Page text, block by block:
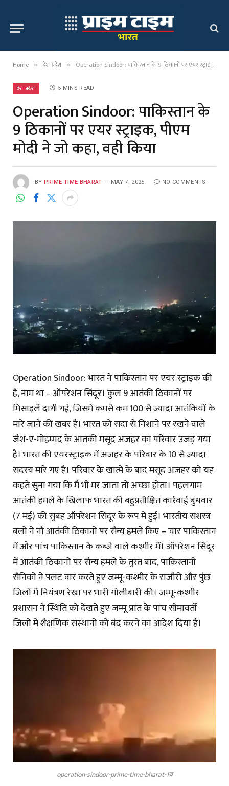
Home » देश-प्रदेश » Operation Sindoor: पाकिस्तान के 9 ठिकानों पर एयर स्ट्राइक, पीएम मोदी ने जो कहा, वही किया
देश-प्रदेश 5 MINS READ
Operation Sindoor: पाकिस्तान के
9 ठिकानों पर एयर स्ट्राइक, पीएम
मोदी ने जो कहा, वही किया
BY PRIME TIME BHARAT MAY 7, 2025 NO COMMENTS
Operation Sindoor: भारत ने पाकिस्तान पर एयर स्ट्राइक की
है, नाम था – ऑपरेशन सिंदूर। कुल 9 आतंकी ठिकानों पर
मिसाइलें दागी गईं, जिसमें कमसे कम 100 से ज्यादा आतंकियों के
मारे जाने की खबर है। भारत को सदा से निशाने पर रखने वाले
जैश-ए-मोहम्मद के आतंकी मसूद अजहर का परिवार उजड़ गया
है। भारत की एयरस्ट्राइक में अजहर के परिवार के 10 से ज्यादा
सदस्य मारे गए हैं। परिवार के खात्मे के बाद मसूद अजहर को यह
कहते सुना गया कि मैं भी मर जाता तो अच्छा होता। पहलगाम
आतंकी हमले के खिलाफ भारत की बहुप्रतीक्षित कार्रवाई बुधवार
(7 मई) की सुबह ऑपरेशन सिंदूर के रूप में हुई। भारतीय सशस्त्र
बलों ने नौ आतंकी ठिकानों पर सैन्य हमले किए – चार पाकिस्तान
में और पांच पाकिस्तान के कब्जे वाले कश्मीर में। ऑपरेशन सिंदूर
में आतंकी ठिकानों पर सैन्य हमले के तुरंत बाद, पाकिस्तानी
सैनिकों ने पलट वार करते हुए जम्मू-कश्मीर के राजौरी और पुंछ
जिलों में नियंत्रण रेखा पर भारी गोलीबारी की। जम्मू-कश्मीर
प्रशासन ने स्थिति को देखते हुए जम्मू प्रांत के पांच सीमावर्ती
जिलों में शैक्षणिक संस्थानों को बंद करने का आदेश दिया है।
operation-sindoor-prime-time-bharat-1य